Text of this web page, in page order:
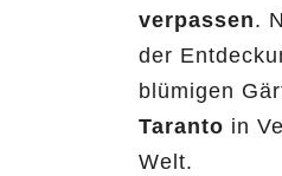
verpassen.
der
blümigen
Taranto in
Welt.